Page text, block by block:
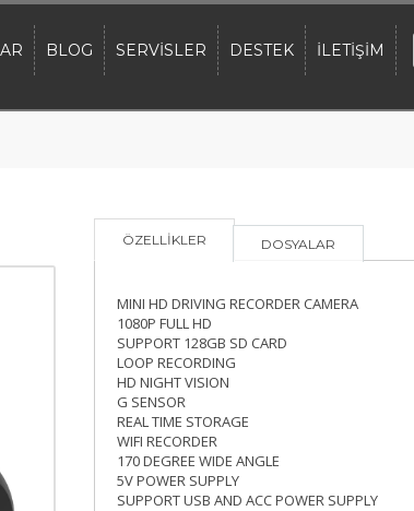
BLOG SERVİSLER DESTEK İLETİŞİM
ÖZELLİKLER DOSYALAR
MINI HD DRIVING RECORDER CAMERA
1080P FULL HD
SUPPORT 128GB SD CARD
LOOP RECORDING
HD NIGHT VISION
G SENSOR
REAL TIME STORAGE
WIFI RECORDER
170 DEGREE WIDE ANGLE
5V POWER SUPPLY
SUPPORT USB AND ACC POWER SUPPLY